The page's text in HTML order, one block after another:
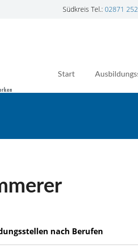
Südkreis Tel.: 02871
Start
nach Berufen